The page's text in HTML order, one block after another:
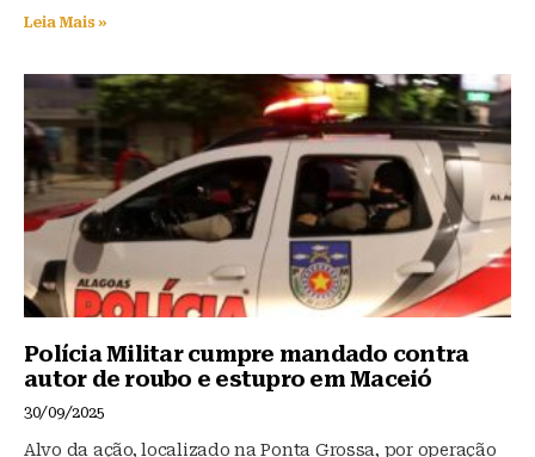
Leia Mais »
Polícia Militar cumpre mandado contra
autor de roubo e estupro em Maceió
30/09/2025
Alvo da ação, localizado na Ponta Grossa, por operação